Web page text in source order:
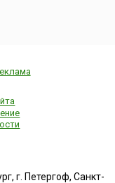
г. Петергоф, Санкт-